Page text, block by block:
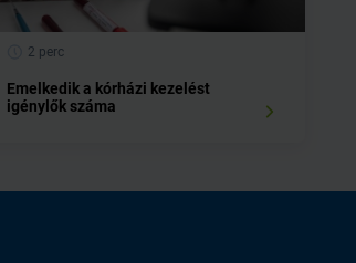
2 perc
Emelkedik a kórházi kezelést
igénylők száma